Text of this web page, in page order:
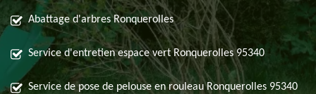
Abattage d'arbres Ronquerolles
Service d'entretien espace vert Ronquerolles 95340
Service de pose de pelouse en rouleau Ronquerolles 95340